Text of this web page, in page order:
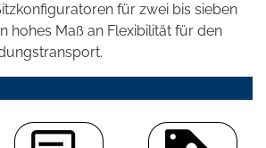
für zwei bis sieben
hohes Maß an Flexibilität für den